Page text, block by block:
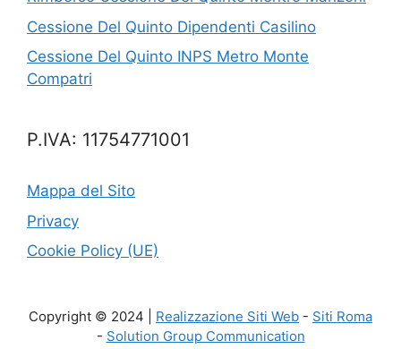
Cessione Del Quinto Dipendenti Casilino
Cessione Del Quinto INPS Metro Monte
Compatri
P.IVA: 11754771001
Mappa del Sito
Privacy
Cookie Policy (UE)
Copyright © 2024 | Realizzazione Siti Web - Siti Roma
- Solution Group Communication